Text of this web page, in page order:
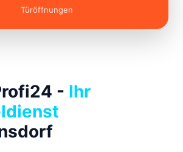
Türöffnungen
- Ihr